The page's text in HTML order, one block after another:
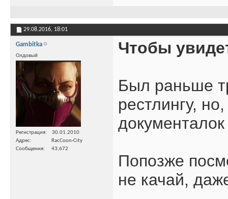
29.08.2016, 18:01
Gambitka
Олдовый
Регистрация
30.01.2010
Адрес
RacCoon-City
Сообщения
43,672
Чтобы
Был раньше
рестлингу,
Попозже
не качай,